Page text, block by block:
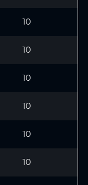
10
10
10
10
10
10